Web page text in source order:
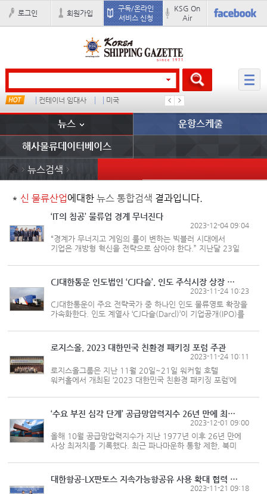
로그인 회원가입
구독/온라인
서비스 신청
KSG On
Air
컨테이너 임대사 미국 석도
뉴스 운항스케줄
해사물류데이터베이스
뉴스검색
* 신 물류산업에대한 뉴스 통합검색 결과입니다.
‘IT의 침공’ 물류업 경계 무너진다
2023-12-04 09:04
“경계가 무너지고 게임의 룰이 변하는 빅블러 시대에서
기업은 개방형 혁신을 전략으로 삼아야 한다.” 지난달 23일
출간을 기념하는 북토크 행사가 열렸다. 한국해양수산개발원
(KMI)과 미래물류기술포...
CJ대한통운 인도법인 ‘CJ다슬’, 인도 주식시장 상장 추진
2023-11-24 10:23
CJ대한통운이 주요 전략국가 중 하나인 인도 물류영토 확장을
가속화한다. 인도 계열사 ‘CJ다슬(Darcl)’이 기업공개(IPO)를
자랑하는 인도 물류시장을 본격적으로 공략해 나갈 계획이다.
CJ대한통운은 인...
로지스올, 2023 대한민국 친환경 패키징 포럼 주관
2023-11-24 10:11
로지스올그룹은 지난 11월 20일~21일 워커힐 호텔
워커홀에서 개최된 ‘2023 대한민국 친환경 패키징 포럼’에
‘대한민국 친환경 패키징 포럼’은 ‘플라스틱 오염 종식을 위한
새로운 자원순환 활동...
‘수요 부진 심각 단계’ 공급망압력지수 26년 만에 최저치
2023-12-01 09:00
올해 10월 공급망압력지수가 지난 1977년 이후 26년 만에
사상 최저치를 기록했다. 최근 파나마운하 통항 제한, 북미
전 세계 물가 상승 압력을 키운 공급망 대란은 완전히 해소된
모양새다. 미국...
대한항공-LX판토스 지속가능항공유 사용 확대 협력 추진
2023-11-21 09:18